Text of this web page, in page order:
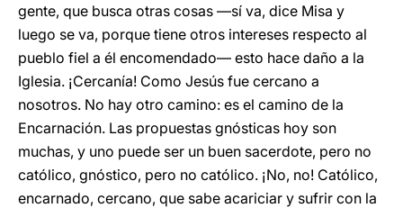
gente, que busca otras cosas —sí va, dice Misa y
luego se va, porque tiene otros intereses respecto al
pueblo fiel a él encomendado— esto hace daño a la
Iglesia. ¡Cercanía! Como Jesús fue cercano a
nosotros. No hay otro camino: es el camino de la
Encarnación. Las propuestas gnósticas hoy son
muchas, y uno puede ser un buen sacerdote, pero no
católico, gnóstico, pero no católico. ¡No, no! Católico,
encarnado, cercano, que sabe acariciar y sufrir con la